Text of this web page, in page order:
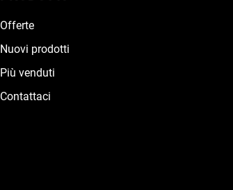
Offerte
Nuovi prodotti
Più venduti
Contattaci